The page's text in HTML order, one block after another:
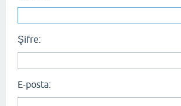
Şifre:
E-posta: